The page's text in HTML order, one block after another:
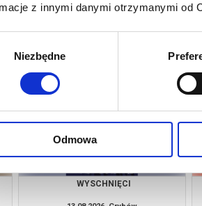
z innymi danymi otrzymanymi od
Niezbędne
Odmowa
SPIDER-MAN: CAŁKIEM NOWY DZIEŃ
kup bilet
WYSCHNIĘCI